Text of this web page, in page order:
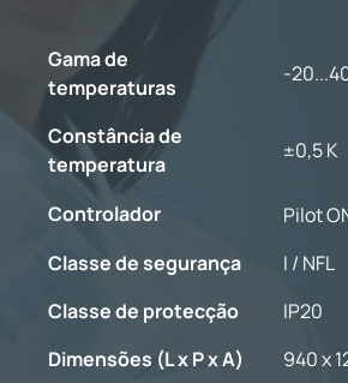
Gama de
temperaturas
-
Constância de
temperatura
±0,5 K
Controlador
Pilot
Classe de segurança
I / NFL
Classe de protecção
IP20
Dimensões (L x P x A)
940 x